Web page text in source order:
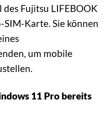
Fujitsu LIFEBOOK
Karte. Sie können
um mobile
11 Pro bereits